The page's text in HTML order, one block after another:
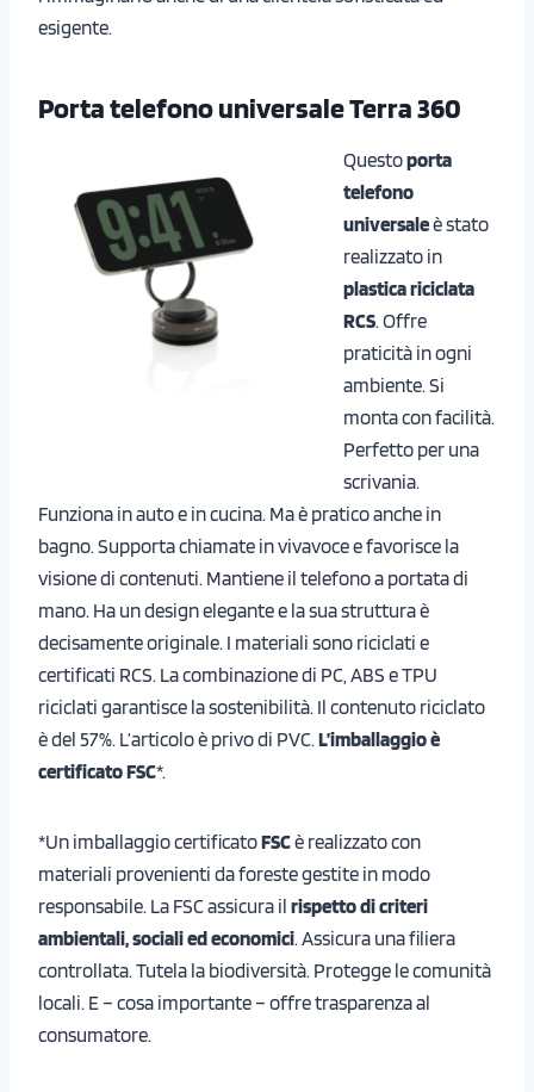
esigente.
Porta telefono universale Terra 360
Questoporta
telefono
universaleè stato
realizzato in
plastica riciclata
RCS. Offre
praticità in ogni
ambiente. Si
monta con facilità.
Perfetto per una
scrivania.
Funziona in auto e in cucina. Ma è pratico anche in
bagno. Supporta chiamate in vivavoce e favorisce la
visione di contenuti. Mantiene il telefono a portata di
mano. Ha un design elegante e la sua struttura è
decisamente originale. I materiali sono riciclati e
certificati RCS. La combinazione di PC, ABS e TPU
riciclati garantisce la sostenibilità. Il contenuto riciclato
è del 57%. L’articolo è privo di PVC. L’imballaggio è
certificato FSC*.
*Un imballaggio certificatoFSCè realizzato con
materiali provenienti da foreste gestite in modo
responsabile. La FSC assicura il rispetto di criteri
ambientali, sociali ed economici. Assicura una filiera
controllata. Tutela la biodiversità. Protegge le comunità
locali. E – cosa importante – offre trasparenza al
consumatore.